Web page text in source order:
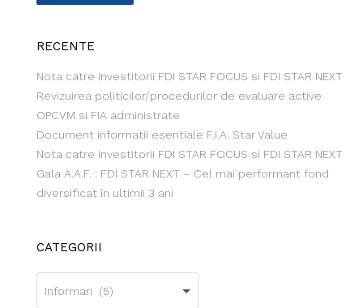
RECENTE
Nota catre investitorii FDI STAR FOCUS si FDI STAR NEXT
Revizuirea politicilor/procedurilor de evaluare active
OPCVM si FIA administrate
Document informatii esentiale F.I.A. Star Value
Nota catre investitorii FDI STAR FOCUS si FDI STAR NEXT
Gala A.A.F. : FDI STAR NEXT – Cel mai performant fond
diversificat în ultimii 3 ani
CATEGORII
Informari (5)